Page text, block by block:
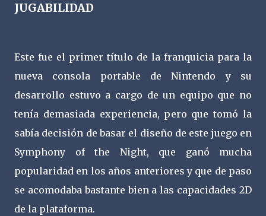
JUGABILIDAD
Este fue el primer título de la franquicia para la
nueva consola portable de Nintendo y su
desarrollo estuvo a cargo de un equipo que no
tenía demasiada experiencia, pero que tomó la
sabía decisión de basar el diseño de este juego en
Symphony of the Night, que ganó mucha
popularidad en los años anteriores y que de paso
se acomodaba bastante bien a las capacidades 2D
de la plataforma.